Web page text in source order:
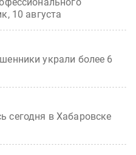
10 августа
украли более 6
сегодня в Хабаровске